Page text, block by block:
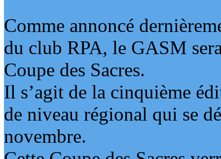
Comme annoncé
du club RPA, le GASM
Coupe des Sacres.
Il s’agit de la cinquième
de niveau régional qui se
novembre.